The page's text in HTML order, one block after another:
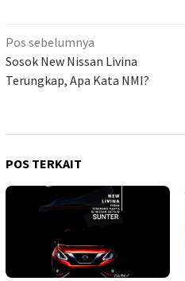
Navigasi
pos
Pos sebelumnya
Sosok New Nissan Livina
Terungkap, Apa Kata NMI?
POS TERKAIT